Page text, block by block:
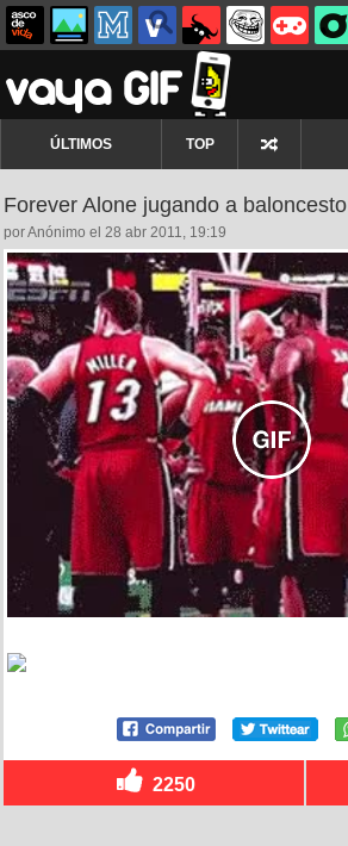
ÚLTIMOS TOP
Forever Alone jugando a baloncesto
por Anónimo el 28 abr 2011, 19:19
2250